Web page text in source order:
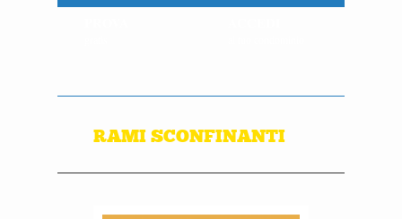
RAMI SCONFINANTI